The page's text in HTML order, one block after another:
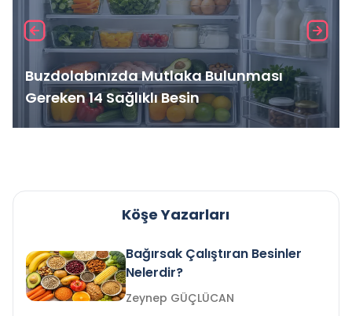
Buzdolabınızda Mutlaka Bulunması
Gereken 14 Sağlıklı Besin
Köşe Yazarları
Bağırsak Çalıştıran Besinler
Nelerdir?
Zeynep GÜÇLÜCAN